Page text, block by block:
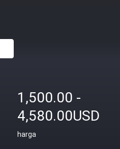
1,500.00 -
4,580.00USD
harga